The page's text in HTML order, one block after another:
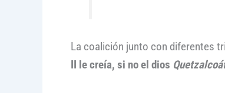
La coalición junto con diferentes
II le creía, si no el dios